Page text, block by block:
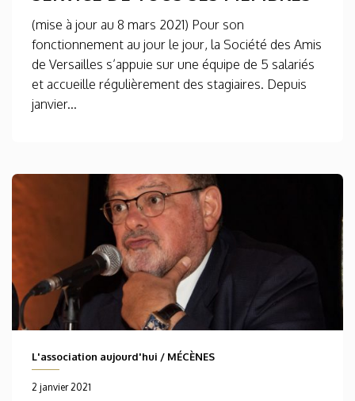
(mise à jour au 8 mars 2021) Pour son
fonctionnement au jour le jour, la Société des Amis
de Versailles s’appuie sur une équipe de 5 salariés
et accueille régulièrement des stagiaires. Depuis
janvier...
L'association aujourd'hui / MÉCÈNES
2 janvier 2021